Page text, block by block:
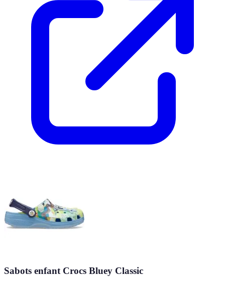
Sabots enfant Crocs Bluey Classic